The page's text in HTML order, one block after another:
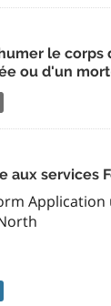
le corps
ou d'un
aux services
Application